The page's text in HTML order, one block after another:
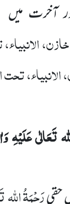
آخرت میں
خازن،
الانبیاء، تحت
تَعَالٰیعَلَیْہِ
حقیرَحْمَۃُ اللہ